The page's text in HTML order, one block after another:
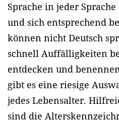
Sprache in jeder
und sich entsprechend
können nicht Deutsch
schnell Auffälligkeiten
entdecken und
gibt es eine riesige
jedes Lebensalter.
sind die